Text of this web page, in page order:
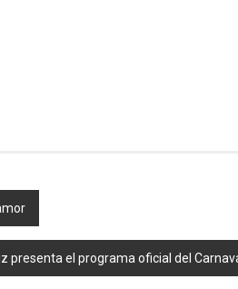
presenta el programa oficial del